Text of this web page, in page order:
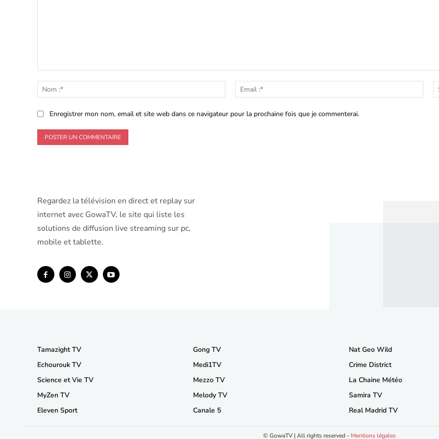
:*
Email
:*
Enregistrer mon nom, email et site web dans ce navigateur pour la prochaine fois que je commenterai.
Regardez la télévision en direct et replay sur
internet avec GowaTV, le site qui liste les
solutions de diffusion live streaming sur pc,
mobile et tablette.
Tamazight TV
Echourouk TV
Science et Vie TV
MyZen TV
Eleven Sport
Gong TV
Medi1TV
Mezzo TV
Melody TV
Canale 5
Nat Geo Wild
Crime District
La Chaine Météo
Samira TV
Real Madrid TV
© GowaTV | All rights reserved - Mentions légales